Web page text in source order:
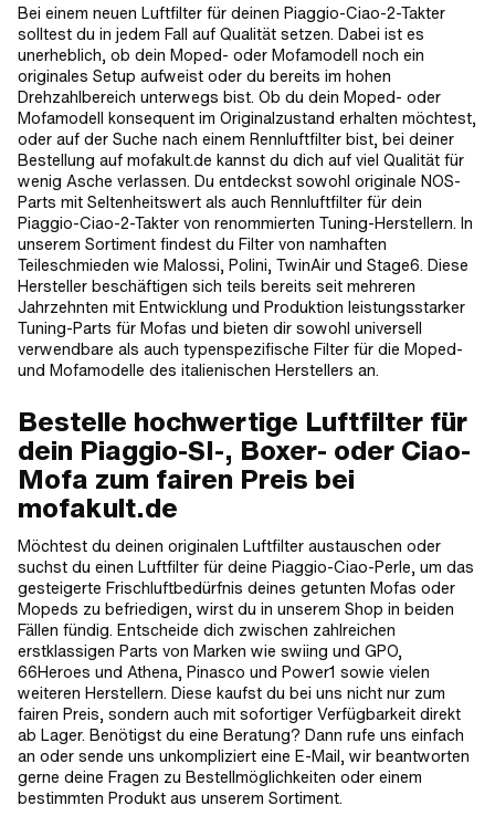
Bei einem neuen Luftfilter für deinen Piaggio-Ciao-2-Takter
solltest du in jedem Fall auf Qualität setzen. Dabei ist es
unerheblich, ob dein Moped- oder Mofamodell noch ein
originales Setup aufweist oder du bereits im hohen
Drehzahlbereich unterwegs bist. Ob du dein Moped- oder
Mofamodell konsequent im Originalzustand erhalten möchtest,
oder auf der Suche nach einem Rennluftfilter bist, bei deiner
Bestellung auf mofakult.de kannst du dich auf viel Qualität für
wenig Asche verlassen. Du entdeckst sowohl originale NOS-
Parts mit Seltenheitswert als auch Rennluftfilter für dein
Piaggio-Ciao-2-Takter von renommierten Tuning-Herstellern. In
unserem Sortiment findest du Filter von namhaften
Teileschmieden wie Malossi, Polini, TwinAir und Stage6. Diese
Hersteller beschäftigen sich teils bereits seit mehreren
Jahrzehnten mit Entwicklung und Produktion leistungsstarker
Tuning-Parts für Mofas und bieten dir sowohl universell
verwendbare als auch typenspezifische Filter für die Moped-
und Mofamodelle des italienischen Herstellers an.
Bestelle hochwertige Luftfilter für
dein Piaggio-SI-, Boxer- oder Ciao-
Mofa zum fairen Preis bei
mofakult.de
Möchtest du deinen originalen Luftfilter austauschen oder
suchst du einen Luftfilter für deine Piaggio-Ciao-Perle, um das
gesteigerte Frischluftbedürfnis deines getunten Mofas oder
Mopeds zu befriedigen, wirst du in unserem Shop in beiden
Fällen fündig. Entscheide dich zwischen zahlreichen
erstklassigen Parts von Marken wie swiing und GPO,
66Heroes und Athena, Pinasco und Power1 sowie vielen
weiteren Herstellern. Diese kaufst du bei uns nicht nur zum
fairen Preis, sondern auch mit sofortiger Verfügbarkeit direkt
ab Lager. Benötigst du eine Beratung? Dann rufe uns einfach
an oder sende uns unkompliziert eine E-Mail, wir beantworten
gerne deine Fragen zu Bestellmöglichkeiten oder einem
bestimmten Produkt aus unserem Sortiment.